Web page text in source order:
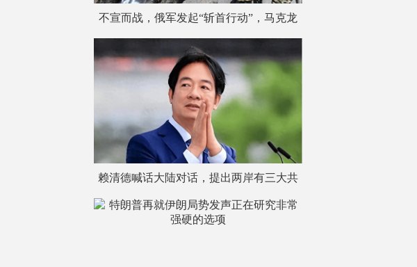
不宣而战，俄军发起“斩首行动”，马克龙
替中俄发声，俄夸奖特朗普？
赖清德喊话大陆对话，提出两岸有三大共
同敌人，国台办：有个前提